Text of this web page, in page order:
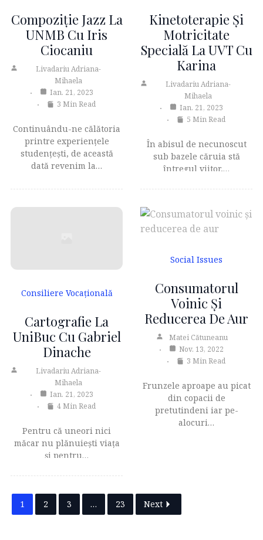
Compoziţie Jazz La
UNMB Cu Iris
Ciocaniu
Livadariu Adriana-
Mihaela
Ian. 21, 2023
3 Min Read
Continuându-ne călătoria
printre experiențele
studenţeşti, de această
dată revenim la…
Kinetoterapie Și
Motricitate
Specială La UVT Cu
Karina
Livadariu Adriana-
Mihaela
Ian. 21, 2023
5 Min Read
În abisul de necunoscut
sub bazele căruia stă
întregul viitor,…
Consiliere Vocațională
Cartografie La
UniBuc Cu Gabriel
Dinache
Livadariu Adriana-
Mihaela
Ian. 21, 2023
4 Min Read
Pentru că uneori nici
măcar nu plănuieşti viaţa
şi pentru…
Social Issues
Consumatorul
Voinic Și
Reducerea De Aur
Matei Cătuneanu
Nov. 13, 2022
3 Min Read
Frunzele aproape au picat
din copacii de
pretutindeni iar pe-
alocuri…
1 2 3 … 23 Next